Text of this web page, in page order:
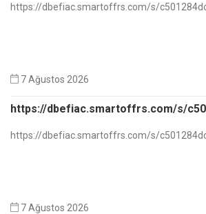
https://dbefiac.smartoffrs.com/s/
7 Ağustos 2026
https://dbefiac.smartoffrs.com/s/
https://dbefiac.smartoffrs.com/s/
7 Ağustos 2026